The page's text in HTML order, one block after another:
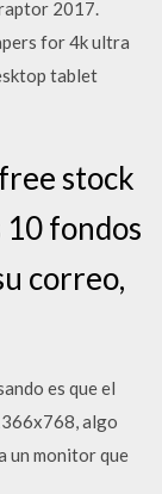
2017.
for 4k ultra
tablet
stock
fondos
correo,
es que el
algo
un monitor que